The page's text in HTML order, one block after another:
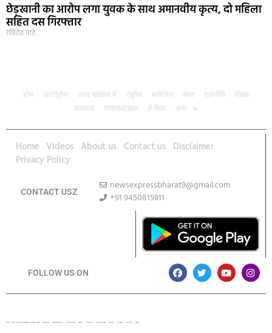
छेड़खानी का आरोप लगा युवक के साथ अमानवीय कृत्य, दो महिला
सहित दस गिरफ्तार
रविदेव पांडे
होम अंतर्राष्ट्रीय आज फोकस में राष्ट्रीय मनोरंजन खेल राजनीति
शिक्षा
स्वास्थ्य
लाइफस्टाइल ई-पेपर अन्य
Home Videos About us Contact us Disclaimer
Privacy Policy
CONTACT USZ
newsexpressbharat9@gmail.com
+91 9450815911
FOLLOW US ON